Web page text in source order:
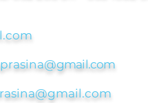
gmail.com